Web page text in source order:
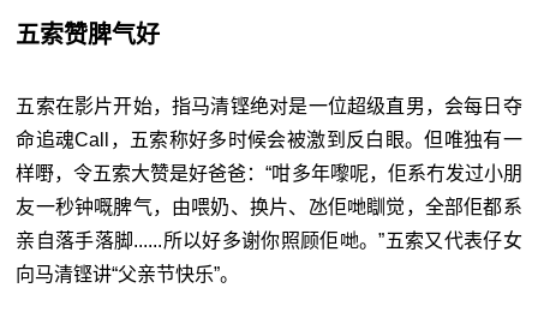
五索赞脾气好
五索在影片开始，指马清铿绝对是一位超级直男，会每日夺
命追魂Call，五索称好多时候会被激到反白眼。但唯独有一
样嘢，令五索大赞是好爸爸：“咁多年嚟呢，佢系冇发过小朋
友一秒钟嘅脾气，由喂奶、换片、氹佢哋瞓觉，全部佢都系
亲自落手落脚......所以好多谢你照顾佢哋。”五索又代表仔女
向马清铿讲“父亲节快乐”。